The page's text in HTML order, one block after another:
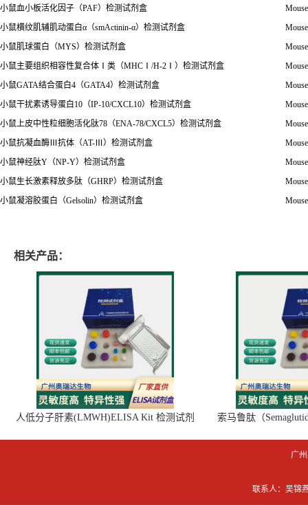
小鼠血小板活化因子（PAF）检测试剂盒
小鼠横纹肌辅肌动蛋白α （smActinin-α）检测试剂盒
小鼠肌球蛋白（MYS）检测试剂盒
小鼠主要组织相容性复合体
类 （MHCⅠ/H-2Ⅰ）检测试剂盒
小鼠GATA结合蛋白4 （GATA4）检测试剂盒
小鼠干扰素诱导蛋白 10 （IP-10/CXCL10）检测试剂盒
小鼠上皮中性粒细胞活化肽78 （ENA-78/CXCL5）检测试剂盒
小鼠抗凝血酶
抗体 （AT- Ⅲ）检测试剂盒
小鼠神经肽Y （NP-Y）检测试剂盒
小鼠生长激素释放多肽（GHRP）检测试剂盒
小鼠凝溶胶蛋白（Gelsolin）检测试剂盒
相关产品：
人低分子肝素(LMWH)ELISA Kit 检测试剂
索马鲁肽（
广
联系人：吴锦